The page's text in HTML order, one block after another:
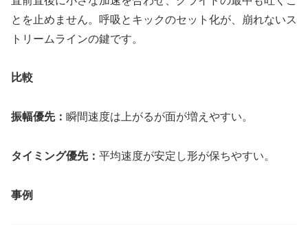
とを止めません。呼吸とキックのセット化が、崩れないス
トリームラインの鍵です。
比較
振幅優先： 瞬間速度は上がるが面が増えやすい。
タイミング優先： 平均速度が安定し形が保ちやすい。
事例